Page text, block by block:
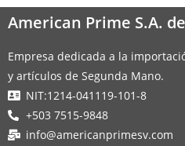
American Prime S.A.
Empresa dedicada a la
y artículos de Segunda Mano.
NIT:1214-041119-101-8
+503 7515-9848
info@americanprimesv.com